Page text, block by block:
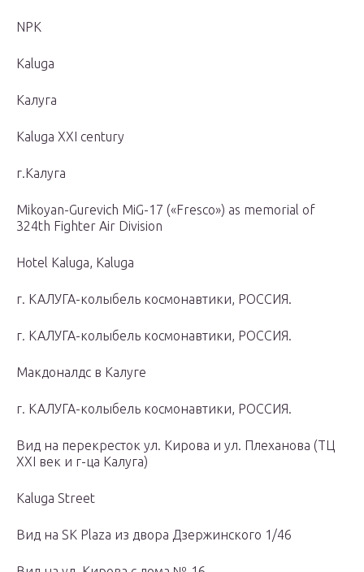
NPK
Kaluga
Калуга
Kaluga XXI century
г.Калуга
Mikoyan-Gurevich MiG-17 («Fresco») as memorial of
324th Fighter Air Division
Hotel Kaluga, Kaluga
г. КАЛУГА-колыбель космонавтики, РОССИЯ.
г. КАЛУГА-колыбель космонавтики, РОССИЯ.
Макдоналдс в Калуге
г. КАЛУГА-колыбель космонавтики, РОССИЯ.
Вид на перекресток ул. Кирова и ул. Плеханова (ТЦ
XXI век и г-ца Калуга)
Kaluga Street
Вид на SK Plaza из двора Дзержинского 1/46